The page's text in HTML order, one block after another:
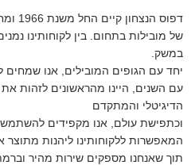
דפוס הנצחון קיים החל משנת 1966 ומחזיק מסורת ארוכת שנים
של מובילות בתחום. בין לקוחותינו
במשק.
יחד עם הגופים המובילים, אנו שמחים
עם השנים, היינו מהראשונים לזהות
הדיגיטלי והמתקדם
וכתפישת עולם, אנו מקפידים להשתמש
המאפשרות ללקוחותינו ליהנות מתוצר
תוך שאנחנו מספקים שירות מהיר